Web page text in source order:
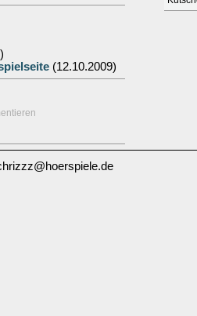
(12.10.2009)